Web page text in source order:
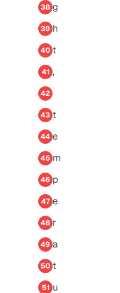
38 g
39 h
40 t
41 ,
42
43 t
44 e
45 m
46 p
47 e
48 r
49 a
50 t
51 u